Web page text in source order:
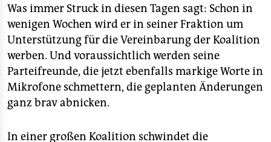
epaper login
Was immer Struck in diesen Tagen sagt: Schon in
wenigen Wochen wird er in seiner Fraktion um
Unterstützung für die Vereinbarung der Koalition
werben. Und voraussichtlich werden seine
Parteifreunde, die jetzt ebenfalls markige Worte in
Mikrofone schmettern, die geplanten Änderungen
ganz brav abnicken.
In einer großen Koalition schwindet die